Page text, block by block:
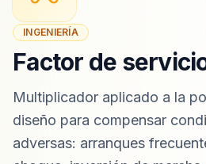
INGENIERÍA
Factor de
Multiplicador aplicado a la
diseño para compensar
adversas: arranques